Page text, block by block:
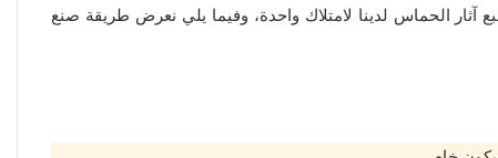
آثار الحماس لدينا لامتلاك واحدة، وفيما يلي نعرض طريقة صنع